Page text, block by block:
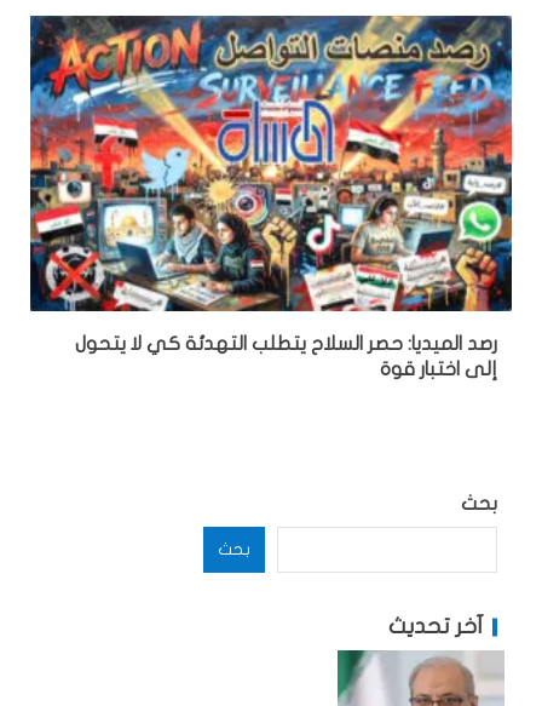
رصد الميديا: حصر السلاح يتطلب التهدئة كي لا يتحول
إلى اختبار قوة
بحث
بحث
آخر تحديث